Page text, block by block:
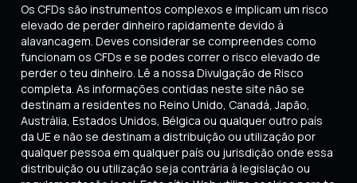
Os CFDs são instrumentos complexos e implicam um risco
elevado de perder dinheiro rapidamente devido à
alavancagem. Deves considerar se compreendes como
funcionam os CFDs e se podes correr o risco elevado de
perder o teu dinheiro. Lê a nossa Divulgação de Risco
completa. As informações contidas neste site não se
destinam a residentes no Reino Unido, Canadá, Japão,
Austrália, Estados Unidos, Bélgica ou qualquer outro país
da UE e não se destinam a distribuição ou utilização por
qualquer pessoa em qualquer país ou jurisdição onde essa
distribuição ou utilização seja contrária à legislação ou